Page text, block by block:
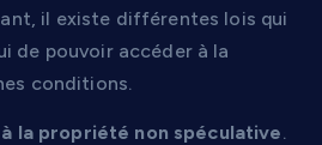
il existe différentes lois qui
de pouvoir accéder à la
conditions.
à la propriété non spéculative.